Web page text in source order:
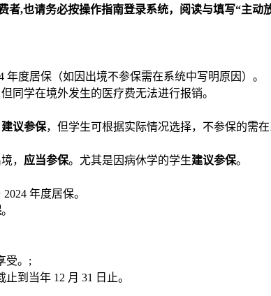
者,也请务必按操作指南登录系统，阅读与填写“主动
年度居保（如因出境不参保需在系统中写明原因）。
但同学在境外发生的医疗费无法进行报销。
建议参保，但学生可根据实际情况选择，不参保的需
， 应当参保。尤其是因病休学的学生建议参保。
2024 年度居保。
。
。 ;
止到当年 12 月 31
日止。